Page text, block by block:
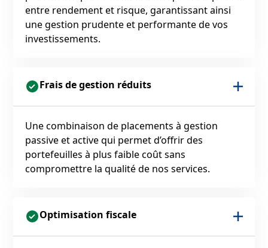
entre rendement et risque, garantissant ainsi
une gestion prudente et performante de vos
investissements.
Frais de gestion réduits
Une combinaison de placements à gestion
passive et active qui permet d’offrir des
portefeuilles à plus faible coût sans
compromettre la qualité de nos services.
Optimisation fiscale